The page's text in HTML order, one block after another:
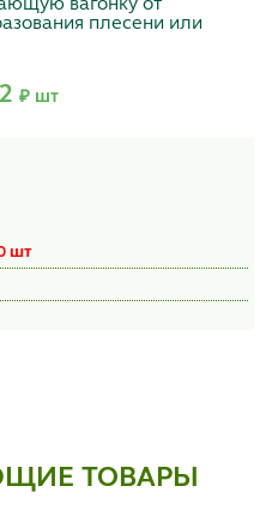
вагонку от
плесени или
₽ шт
шт
ТОВАРЫ